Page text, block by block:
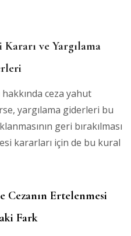
ve Yargılama
ceza yahut
yargılama giderleri bu
geri bırakılması
kararları için de bu kural
Cezanın Ertelenmesi
Fark